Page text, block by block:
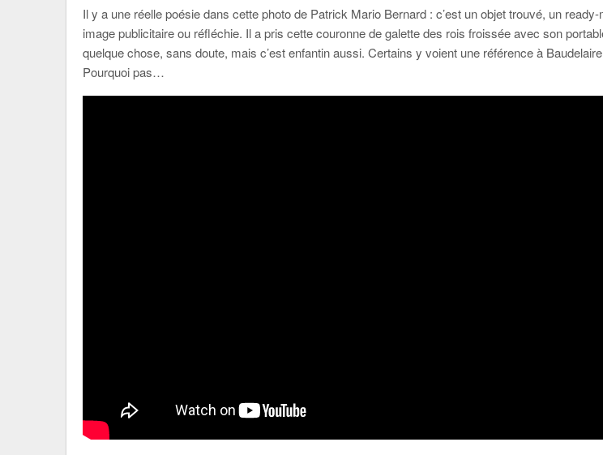
Il y a une réelle poésie dans cette photo de Patrick Mario Bernard : c’est un objet trouvé, un ready-
image publicitaire ou réfléchie. Il a pris cette couronne de galette des rois froissée avec son
quelque chose, sans doute, mais c’est enfantin aussi. Certains y voient une référence à
Pourquoi pas…